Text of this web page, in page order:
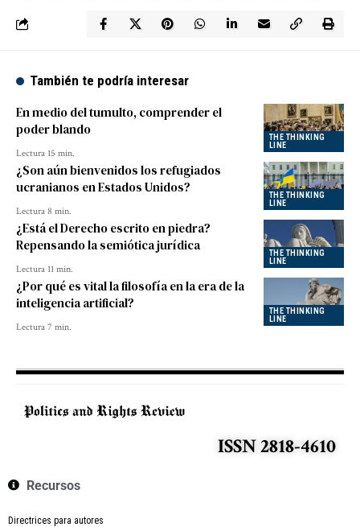
También te podría interesar
THE THINKING
LINE
En medio del tumulto, comprender el
poder blando
Lectura 15 min.
THE THINKING
LINE
¿Son aún bienvenidos los refugiados
ucranianos en Estados Unidos?
Lectura 8 min.
THE THINKING
LINE
¿Está el Derecho escrito en piedra?
Repensando la semiótica jurídica
Lectura 11 min.
THE THINKING
LINE
¿Por qué es vital la filosofía en la era de la
inteligencia artificial?
Lectura 7 min.
ISSN 2818-4610
Recursos
Directrices para autores